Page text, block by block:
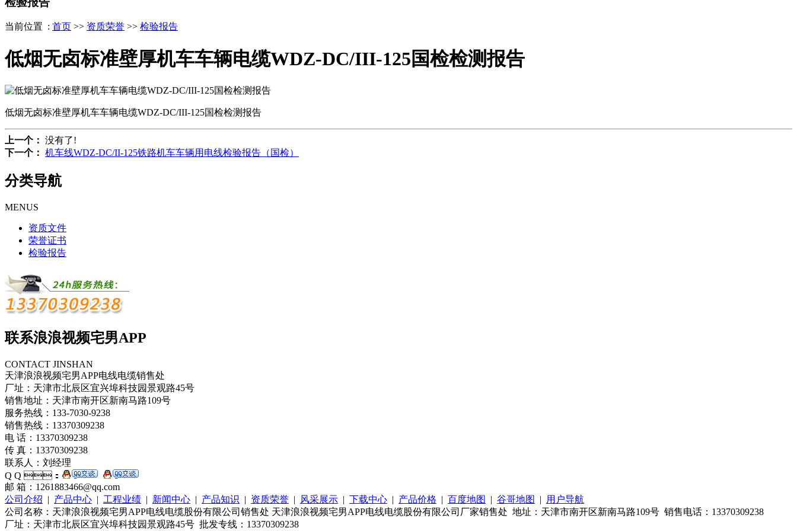
当前位置 : 首页 >> 资质荣誉 >> 检验报告
低烟无卤标准壁厚机车车辆电缆WDZ-DC/III-125国检检测报告
低烟无卤标准壁厚机车车辆电缆WDZ-DC/III-125国检检测报告
上一个： 没有了!
下一个： 机车线WDZ-DC/II-125铁路机车车辆用电线检验报告（国检）
分类导航
MENUS
资质文件
荣誉证书
检验报告
联系浪浪视频宅男APP
CONTACT JINSHAN
天津浪浪视频宅男APP电线电缆销售处
厂址：天津市北辰区宜兴埠科技园景观路45号
销售地址：天津市南开区新南马路109号
服务热线：133-7030-9238
销售热线：13370309238
电 话：13370309238
传 真：13370309238
联系人：刘经理
Q Q ：
邮 箱：1261883466@qq.com
公司介绍 | 产品中心 | 工程业绩 | 新闻中心 | 产品知识 | 资质荣誉 | 风采展示 | 下载中心 | 产品价格 | 百度地图 | 谷哥地图 |
用户导航
公司名称：天津浪浪视频宅男APP电线电缆股份有限公司销售处 天津浪浪视频宅男APP电线电缆股份有限公司厂家销售处 地址：天津市南开区新南马路109号 销售电话：13370309238
厂址：天津市北辰区宜兴埠科技园景观路45号 批发专线：13370309238